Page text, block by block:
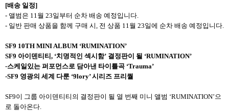
[배송 일정]
- 앨범은 11월 23일부터 순차 배송 예정입니다.
- 일반 판매 상품을 함께 구매 시, 전 상품 11월 23일에 순차 배송 예정입니다.
SF9 10TH MINI ALBUM ‘RUMINATION’
SF9 아이덴티티, ‘치명적인 섹시함’ 결정판이 될 ‘RUMINATION’
-스케일있는 퍼포먼스로 담아낸 타이틀곡 ‘Trauma’
-SF9 영광의 세계 다룬 ‘9lory’ 시리즈 프리퀄
SF9이 그룹 아이덴티티의 결정판이 될 열 번째 미니 앨범 ‘RUMINATION’으
로 돌아온다.